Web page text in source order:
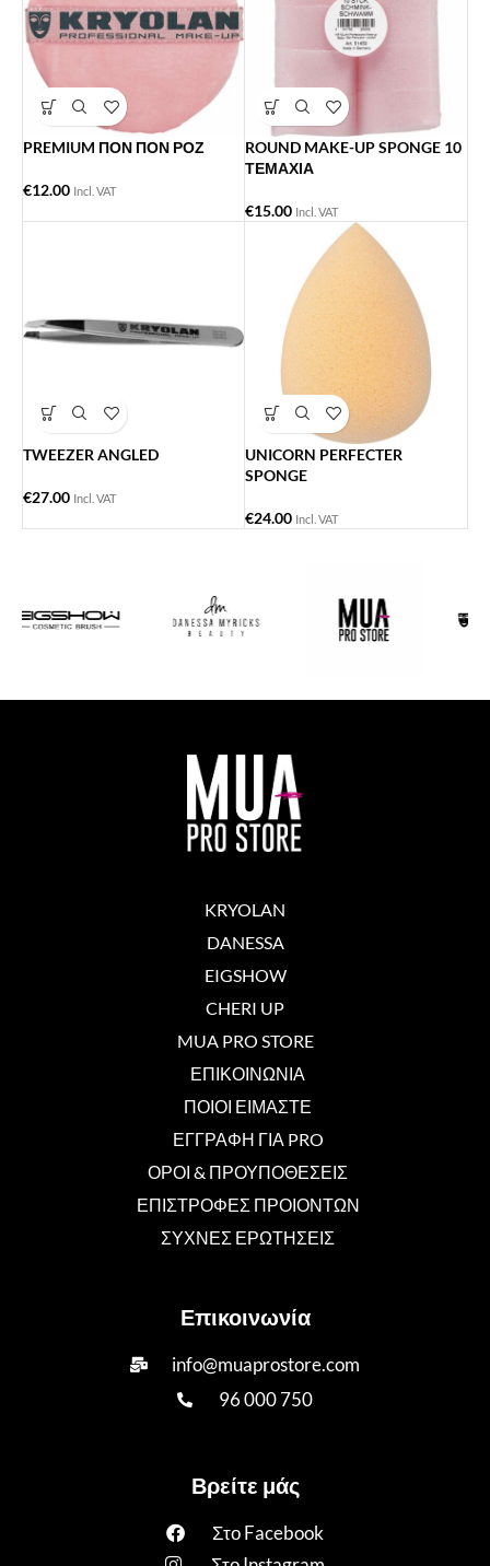
PREMIUM ΠΟΝ ΠΟΝ ΡΟΖ
€12.00 Incl. VAT
ROUND MAKE-UP SPONGE 10
ΤΕΜΑΧΙΑ
€15.00 Incl. VAT
TWEEZER ANGLED
€27.00 Incl. VAT
UNICORN PERFECTER
SPONGE
€24.00 Incl. VAT
KRYOLAN
DANESSA
EIGSHOW
CHERI UP
MUA PRO STORE
ΕΠΙΚΟΙΝΩΝΙΑ
ΠΟΙΟΙ ΕΙΜΑΣΤΕ
ΕΓΓΡΑΦΗ ΓΙΑ PRO
ΟΡΟΙ & ΠΡΟΥΠΟΘΕΣΕΙΣ
ΕΠΙΣΤΡΟΦΕΣ ΠΡΟΙΟΝΤΩΝ
ΣΥΧΝΕΣ ΕΡΩΤΗΣΕΙΣ
Επικοινωνία
info@muaprostore.com
96 000 750
Βρείτε μάς
Στο Facebook